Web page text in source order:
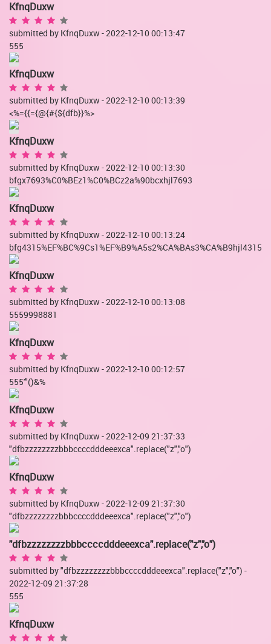
KfnqDuxw
submitted by KfnqDuxw - 2022-12-10 00:13:47
555
KfnqDuxw
submitted by KfnqDuxw - 2022-12-10 00:13:39
<%={{={@{#{${dfb}}%>
KfnqDuxw
submitted by KfnqDuxw - 2022-12-10 00:13:30
bfgx7693%C0%BEz1%C0%BCz2a%90bcxhjl7693
KfnqDuxw
submitted by KfnqDuxw - 2022-12-10 00:13:24
bfg4315%EF%BC%9Cs1%EF%B9%A5s2%CA%BAs3%CA%B9hjl4315
KfnqDuxw
submitted by KfnqDuxw - 2022-12-10 00:13:08
5559998881
KfnqDuxw
submitted by KfnqDuxw - 2022-12-10 00:12:57
555'"()&%
KfnqDuxw
submitted by KfnqDuxw - 2022-12-09 21:37:33
"dfbzzzzzzzzbbbccccdddeeexca".replace("z","o")
KfnqDuxw
submitted by KfnqDuxw - 2022-12-09 21:37:30
"dfbzzzzzzzzbbbccccdddeeexca".replace("z","o")
"dfbzzzzzzzzbbbccccdddeeexca".replace("z","o")
submitted by "dfbzzzzzzzzbbbccccdddeeexca".replace("z","o") -
2022-12-09 21:37:28
555
KfnqDuxw